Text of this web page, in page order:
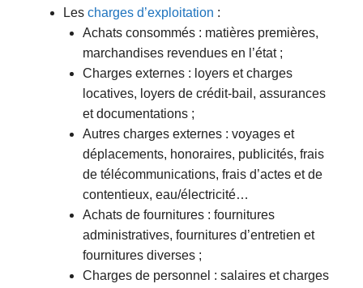
Les charges d’exploitation :
Achats consommés : matières premières,
marchandises revendues en l’état ;
Charges externes : loyers et charges
locatives, loyers de crédit-bail, assurances
et documentations ;
Autres charges externes : voyages et
déplacements, honoraires, publicités, frais
de télécommunications, frais d’actes et de
contentieux, eau/électricité…
Achats de fournitures : fournitures
administratives, fournitures d’entretien et
fournitures diverses ;
Charges de personnel : salaires et charges